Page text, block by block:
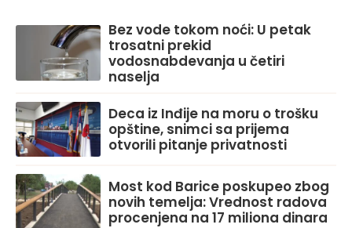
Bez vode tokom noći: U petak
trosatni prekid
vodosnabdevanja u četiri
naselja
Deca iz Inđije na moru o trošku
opštine, snimci sa prijema
otvorili pitanje privatnosti
Most kod Barice poskupeo zbog
novih temelja: Vrednost radova
procenjena na 17 miliona dinara